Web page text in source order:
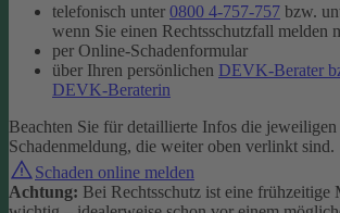
telefonisch unter 0800 4-757-757 bzw.
wenn Sie einen Rechtsschutzfall melden
per Online-Schadenformular
über Ihren persönlichen DEVK-Berater
DEVK-Beraterin
Beachten Sie für detaillierte Infos die jeweiligen
Schadenmeldung, die weiter oben verlinkt sind.
Schaden online melden
Achtung: Bei Rechtsschutz ist eine frühzeitige